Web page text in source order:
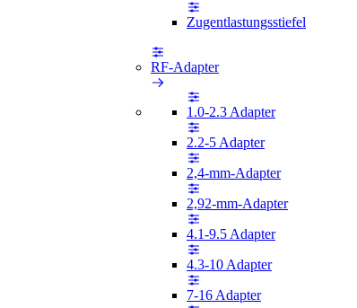
Zugentlastungsstiefel
RF-Adapter
1.0-2.3 Adapter
2.2-5 Adapter
2,4-mm-Adapter
2,92-mm-Adapter
4.1-9.5 Adapter
4.3-10 Adapter
7-16 Adapter